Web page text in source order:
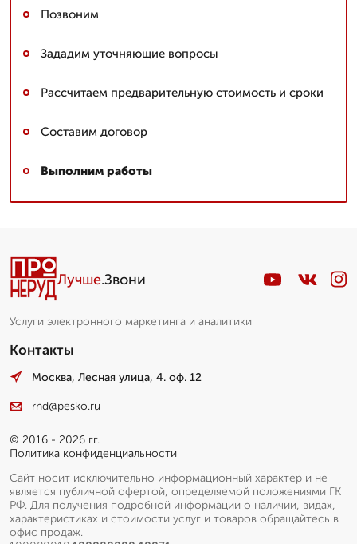
Позвоним
Зададим уточняющие вопросы
Рассчитаем предварительную стоимость и сроки
Составим договор
Выполним работы
Лучше.Звони
Услуги электронного маркетинга и аналитики
Контакты
Москва, Лесная улица, 4. оф. 12
rnd@pesko.ru
© 2016 - 2026 гг.
Политика конфиденциальности
Сайт носит исключительно информационный характер и не
является публичной офертой, определяемой положениями ГК
РФ. Для получения подробной информации о наличии, видах,
характеристиках и стоимости услуг и товаров обращайтесь в
офис продаж.